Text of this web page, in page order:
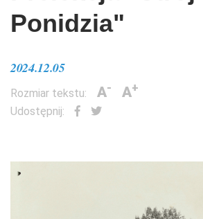
Ponidzia"
2024.12.05
Rozmiar tekstu: A- A+
Udostępnij: